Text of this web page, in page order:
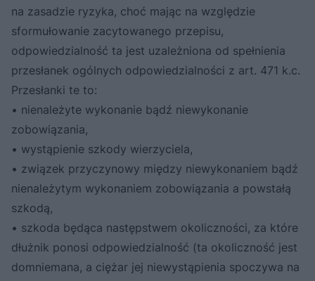
na zasadzie ryzyka, choć mając na względzie
sformułowanie zacytowanego przepisu,
odpowiedzialność ta jest uzależniona od spełnienia
przesłanek ogólnych odpowiedzialności z art. 471 k.c.
Przesłanki te to:
• nienależyte wykonanie bądź niewykonanie
zobowiązania,
• wystąpienie szkody wierzyciela,
• związek przyczynowy między niewykonaniem bądź
nienależytym wykonaniem zobowiązania a powstałą
szkodą,
• szkoda będąca następstwem okoliczności, za które
dłużnik ponosi odpowiedzialność (ta okoliczność jest
domniemana, a ciężar jej niewystąpienia spoczywa na